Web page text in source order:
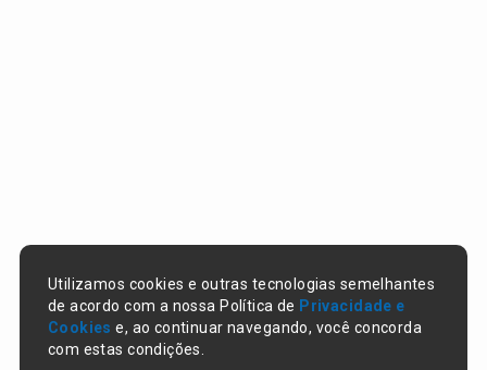
Utilizamos cookies e outras tecnologias semelhantes
de acordo com a nossa Política de Privacidade e
Cookies e, ao continuar navegando, você concorda
com estas condições.